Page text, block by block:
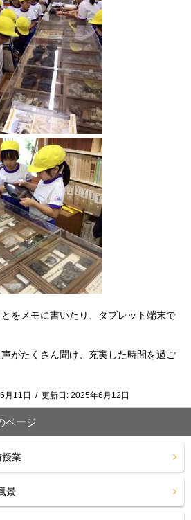
をメモに書いたり、タブレット端末で
がたくさん聞け、充実した時間を過ご
月11日 / 更新日: 2025年6月12日
ページ
業
景